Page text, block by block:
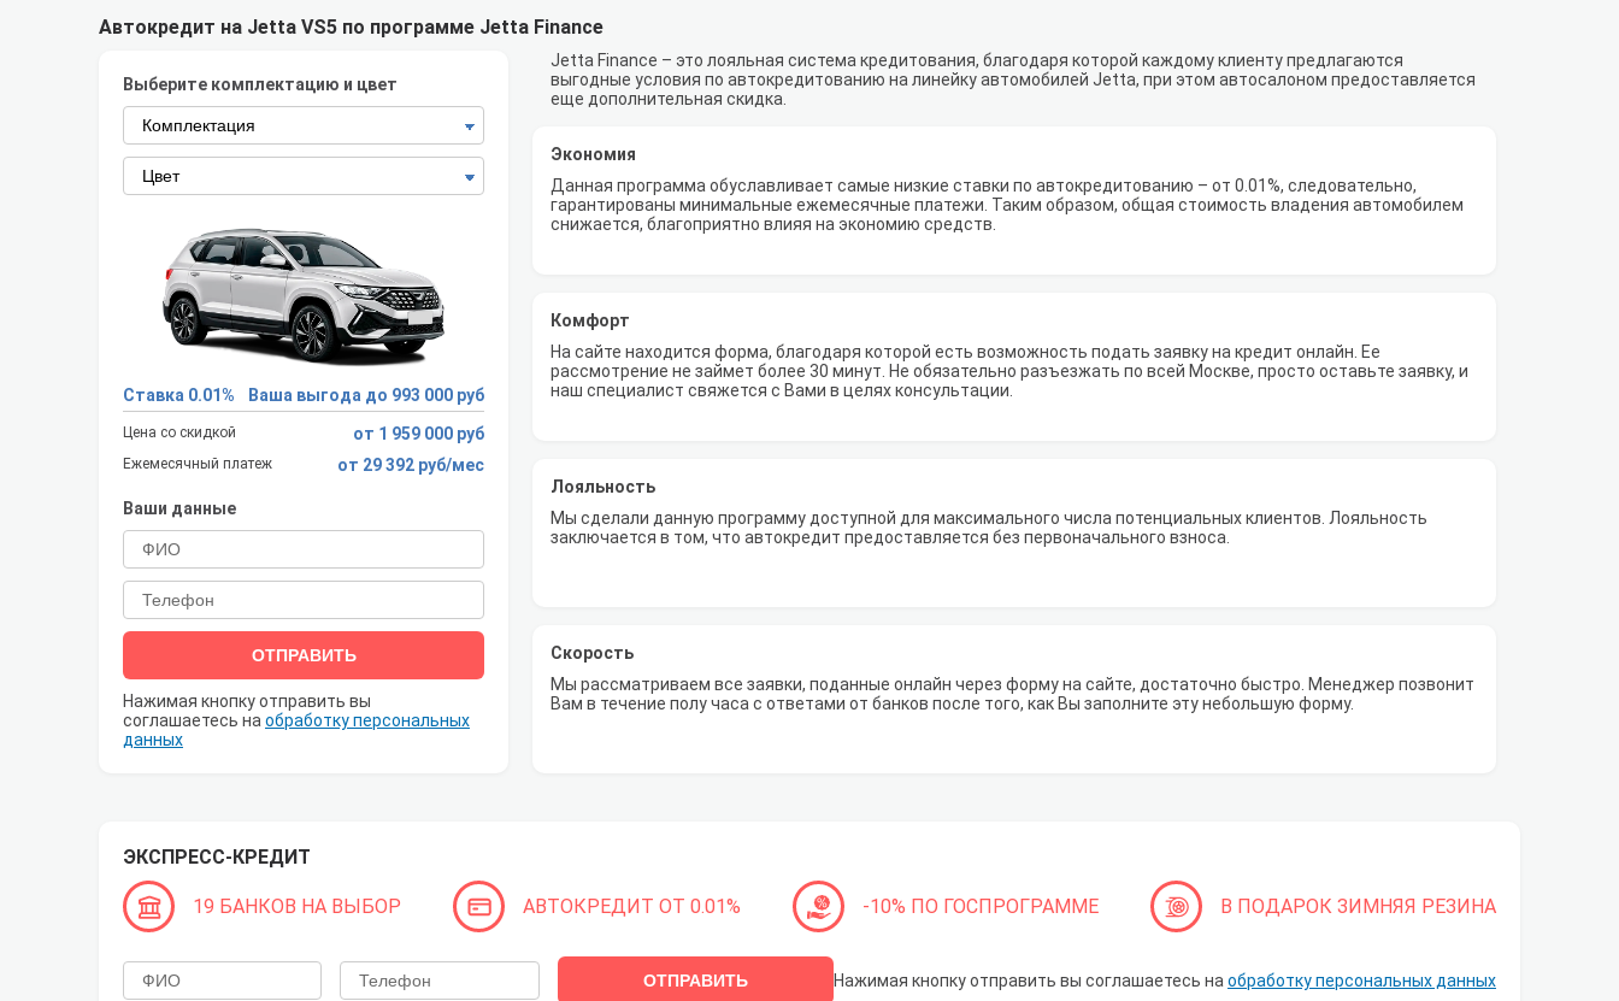
Автокредит на Jetta VS5 по программе Jetta Finance
Выберите комплектацию и цвет
Ставка 0.01% Ваша выгода до 993 000 руб
Цена со скидкой от 1 959 000 руб
Ежемесячный платеж от 29 392 руб/мес
Ваши данные
ОТПРАВИТЬ
Нажимая кнопку отправить вы
соглашаетесь на обработку персональных
данных
Jetta Finance – это лояльная система кредитования, благодаря которой каждому клиенту предлагаются
выгодные условия по автокредитованию на линейку автомобилей Jetta, при этом автосалоном предоставляется
еще дополнительная скидка.
Экономия
Данная программа обуславливает самые низкие ставки по автокредитованию – от 0.01%, следовательно,
гарантированы минимальные ежемесячные платежи. Таким образом, общая стоимость владения автомобилем
снижается, благоприятно влияя на экономию средств.
Комфорт
На сайте находится форма, благодаря которой есть возможность подать заявку на кредит онлайн. Ее
рассмотрение не займет более 30 минут. Не обязательно разъезжать по всей Москве, просто оставьте заявку, и
наш специалист свяжется с Вами в целях консультации.
Лояльность
Мы сделали данную программу доступной для максимального числа потенциальных клиентов. Лояльность
заключается в том, что автокредит предоставляется без первоначального взноса.
Скорость
Мы рассматриваем все заявки, поданные онлайн через форму на сайте, достаточно быстро. Менеджер позвонит
Вам в течение полу часа с ответами от банков после того, как Вы заполните эту небольшую форму.
ЭКСПРЕСС-КРЕДИТ
19 БАНКОВ НА ВЫБОР АВТОКРЕДИТ ОТ 0.01% -10% ПО ГОСПРОГРАММЕ В ПОДАРОК ЗИМНЯЯ РЕЗИНА
ОТПРАВИТЬ Нажимая кнопку отправить вы соглашаетесь на обработку персональных данных